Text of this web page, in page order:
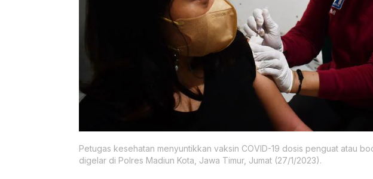
Petugas kesehatan menyuntikkan vaksin COVID-19 dosis penguat atau
digelar di Polres Madiun Kota, Jawa Timur, Jumat (27/1/2023).